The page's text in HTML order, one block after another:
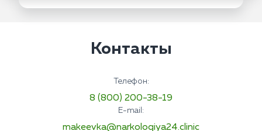
Контакты
Телефон:
8 (800) 200-38-19
E-mail:
makeevka@narkologiya24.clinic